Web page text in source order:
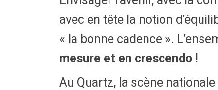
avec en tête la notion
« la bonne cadence ».
mesure et en crescendo !
Au Quartz, la scène